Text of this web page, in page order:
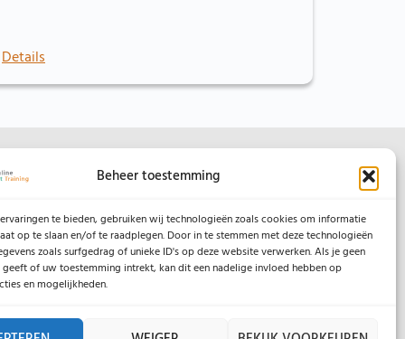
Beheer toestemming
te bieden, gebruiken wij technologieën zoals cookies om informatie
op te slaan en/of te raadplegen. Door in te stemmen met deze technologieën
zoals surfgedrag of unieke ID's op deze website verwerken. Als je geen
of uw toestemming intrekt, kan dit een nadelige invloed hebben op
en mogelijkheden.
Details
Legaal
Algemene Voorwaarden
Privacybeleid
Cookiebeleid